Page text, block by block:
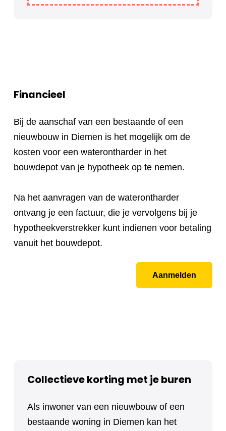
Financieel
Bij de aanschaf van een bestaande of een
nieuwbouw in Diemen is het mogelijk om de
kosten voor een waterontharder in het
bouwdepot van je hypotheek op te nemen.
Na het aanvragen van de waterontharder
ontvang je een factuur, die je vervolgens bij je
hypotheekverstrekker kunt indienen voor betaling
vanuit het bouwdepot.
Aanmelden
Collectieve korting met je buren
Als inwoner van een nieuwbouw of een
bestaande woning in Diemen kan het